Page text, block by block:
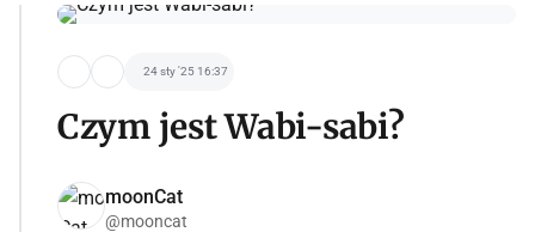
24 sty '25 16:37
Czym jest Wabi-sabi?
moonCat
@mooncat